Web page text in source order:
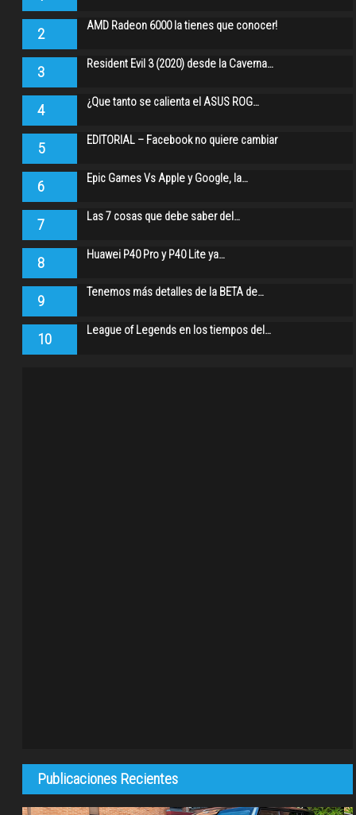
2 AMD Radeon 6000 la tienes que conocer!
3 Resident Evil 3 (2020) desde la Caverna…
4 ¿Que tanto se calienta el ASUS ROG…
5 EDITORIAL – Facebook no quiere cambiar
6 Epic Games Vs Apple y Google, la…
7 Las 7 cosas que debe saber del…
8 Huawei P40 Pro y P40 Lite ya…
9 Tenemos más detalles de la BETA de…
10 League of Legends en los tiempos del…
Publicaciones Recientes